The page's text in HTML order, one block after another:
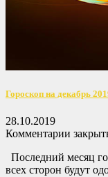
Гороскоп на декабрь
28.10.2019
Комментарии
Последний месяц
всех сторон будут